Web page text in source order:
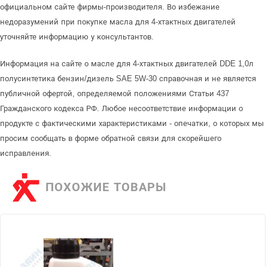
официальном сайте фирмы-производителя. Во избежание
недоразумений при покупке масла для 4-хтактных двигателей
уточняйте информацию у консультантов.
Информация на сайте о масле для 4-хтактных двигателей DDE 1,0л
полусинтетика бензин/дизель SAE 5W-30 справочная и не является
публичной офертой, определяемой положениями Статьи 437
Гражданского кодекса РФ. Любое несоответствие информации о
продукте с фактическими характеристиками - опечатки, о которых мы
просим сообщать в форме обратной связи для скорейшего
исправления.
ПОХОЖИЕ ТОВАРЫ